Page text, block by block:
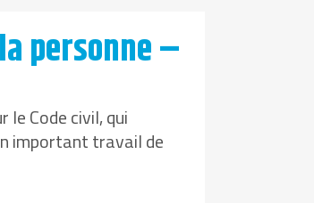
personne –
Code civil, qui
important travail de